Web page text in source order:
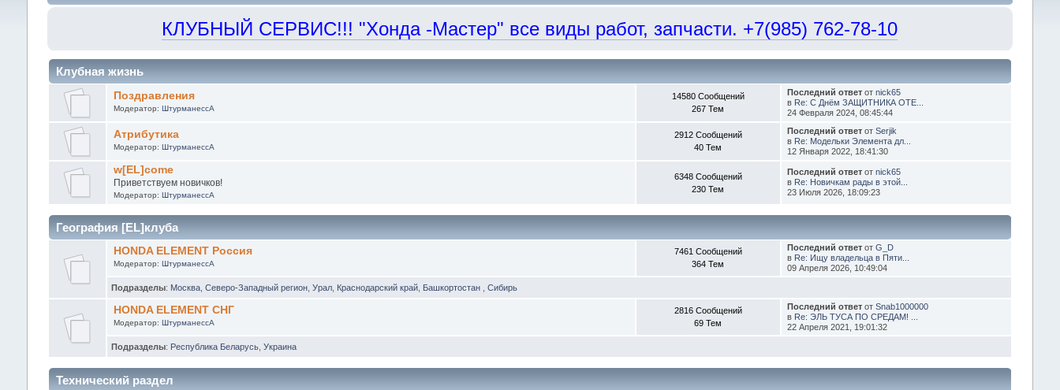
КЛУБНЫЙ СЕРВИС!!! "Хонда -Мастер" все виды работ, запчасти. +7(985) 762-78-10
Клубная жизнь
Поздравления
Модератор:ШтурманессА
14580 Сообщений
267 Тем
Последний ответ отnick65
в Re: С Днём ЗАЩИТНИКА ОТЕ...
24 Февраля 2024, 08:45:44
Атрибутика
Модератор:ШтурманессА
2912 Сообщений
40 Тем
Последний ответ отSerjik
в Re: Модельки Элемента дл...
12 Января 2022, 18:41:30
w[EL]come
Приветствуем новичков!
Модератор:ШтурманессА
6348 Сообщений
230 Тем
Последний ответ отnick65
в Re: Новичкам рады в этой...
23 Июля 2026, 18:09:23
География [EL]клуба
HONDA ELEMENT Россия
Модератор:ШтурманессА
7461 Сообщений
364 Тем
Последний ответ отG_D
в Re: Ищу владельца в Пяти...
09 Апреля 2026, 10:49:04
Подразделы: Москва, Северо-Западный регион, Урал, Краснодарский край, Башкортостан Сибирь
HONDA ELEMENT СНГ
Модератор:ШтурманессА
2816 Сообщений
69 Тем
Последний ответ отSnab1000000
в Re: ЭЛЬ ТУСА ПО СРЕДАМ! ...
22 Апреля 2021, 19:01:32
Подразделы: Республика Беларусь, Украина
Технический раздел